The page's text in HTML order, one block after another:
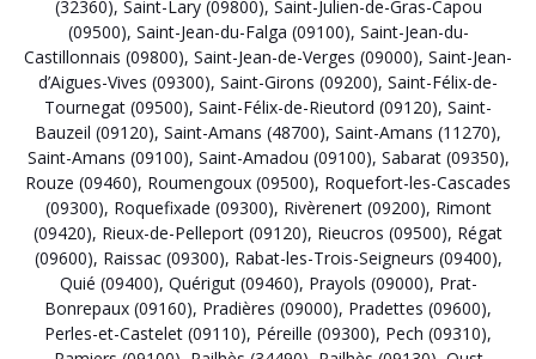
(32360), Saint-Lary (09800), Saint-Julien-de-Gras-Capou
(09500), Saint-Jean-du-Falga (09100), Saint-Jean-du-
Castillonnais (09800), Saint-Jean-de-Verges (09000), Saint-Jean-
d’Aigues-Vives (09300), Saint-Girons (09200), Saint-Félix-de-
Tournegat (09500), Saint-Félix-de-Rieutord (09120), Saint-
Bauzeil (09120), Saint-Amans (48700), Saint-Amans (11270),
Saint-Amans (09100), Saint-Amadou (09100), Sabarat (09350),
Rouze (09460), Roumengoux (09500), Roquefort-les-Cascades
(09300), Roquefixade (09300), Rivèrenert (09200), Rimont
(09420), Rieux-de-Pelleport (09120), Rieucros (09500), Régat
(09600), Raissac (09300), Rabat-les-Trois-Seigneurs (09400),
Quié (09400), Quérigut (09460), Prayols (09000), Prat-
Bonrepaux (09160), Pradières (09000), Pradettes (09600),
Perles-et-Castelet (09110), Péreille (09300), Pech (09310),